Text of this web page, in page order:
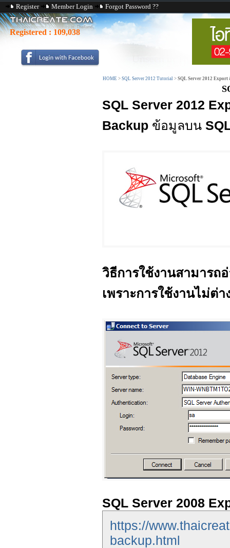
Register Member Login Forgot Password ??
Registered : 109,038
HOME > SQL Server 2012 Tutorial > SQL Server 2012 Export
SQL Server 2012
Backup ข้อมูลบน
วิธีการใช้งานสามารถ
เพราะการใช้งานไม่ต่
SQL Server 2008
https://
backup.html